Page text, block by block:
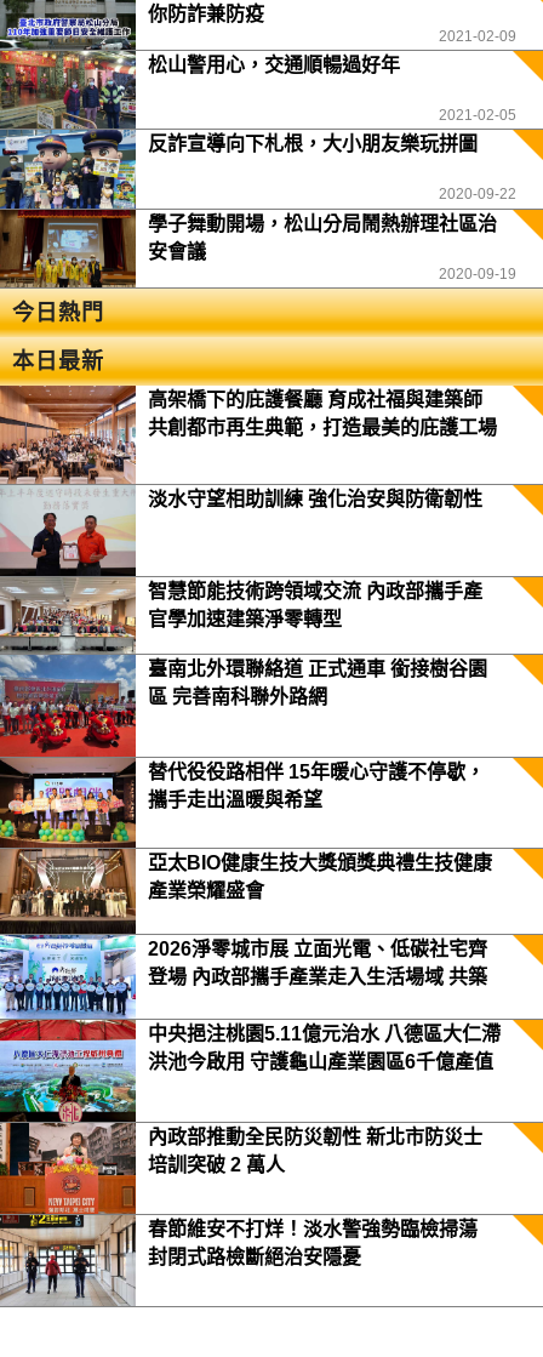
你防詐兼防疫
2021-02-09
松山警用心，交通順暢過好年
2021-02-05
反詐宣導向下札根，大小朋友樂玩拼圖
2020-09-22
學子舞動開場，松山分局鬧熱辦理社區治
安會議
2020-09-19
今日熱門
本日最新
高架橋下的庇護餐廳 育成社福與建築師
共創都市再生典範，打造最美的庇護工場
淡水守望相助訓練 強化治安與防衛韌性
智慧節能技術跨領域交流 內政部攜手產
官學加速建築淨零轉型
臺南北外環聯絡道 正式通車 銜接樹谷園
區 完善南科聯外路網
替代役役路相伴 15年暖心守護不停歇，
攜手走出溫暖與希望
亞太BIO健康生技大獎頒獎典禮生技健康
產業榮耀盛會
2026淨零城市展 立面光電、低碳社宅齊
登場 內政部攜手產業走入生活場域 共築
中央挹注桃園5.11億元治水 八德區大仁滯
洪池今啟用 守護龜山產業園區6千億產值
內政部推動全民防災韌性 新北市防災士
培訓突破 2 萬人
春節維安不打烊！淡水警強勢臨檢掃蕩
封閉式路檢斷絕治安隱憂